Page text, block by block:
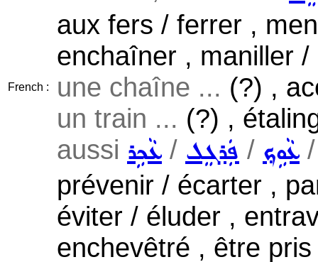
French :
aux fers / ferrer ,
enchaîner , maniller
une chaîne ... (?) ,
un train ... (?) ,
aussi ܥܵܟܹܪ / ܦܲܪܓܸܠ / ܥܵܘܹܟ݂
prévenir / écarter ,
éviter / éluder ,
enchevêtré , être